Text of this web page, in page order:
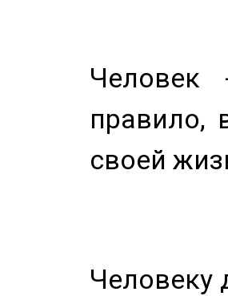
Человек
правило,
своей
Человеку